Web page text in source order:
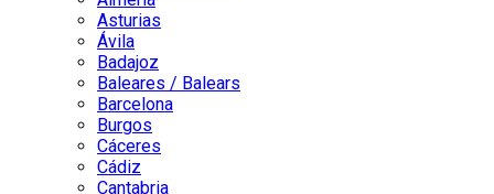
Asturias
Ávila
Badajoz
Baleares / Balears
Barcelona
Burgos
Cáceres
Cádiz
Cantabria